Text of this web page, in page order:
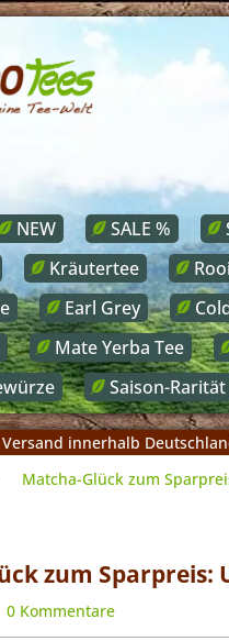
NEW SALE %
Kräutertee
Earl Grey
Mate Yerba Tee
Saison-Rarität
innerhalb
Matcha-Glück zum
zum Sparpreis:
0 Kommentare